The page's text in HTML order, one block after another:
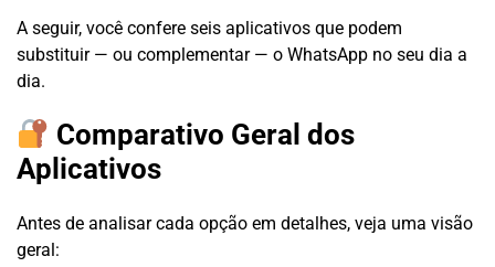
A seguir, você confere seis aplicativos que podem
substituir — ou complementar — o WhatsApp no seu dia a
dia.
Comparativo Geral dos
Aplicativos
Antes de analisar cada opção em detalhes, veja uma visão
geral: